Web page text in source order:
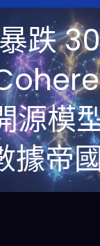
跌
源模
據帝